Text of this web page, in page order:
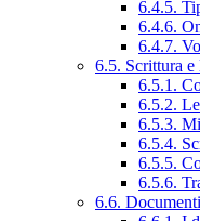
6.4.5.
6.4.6.
6.4.7.
6.5. Scrittura
6.5.1.
6.5.2.
6.5.3.
6.5.4.
6.5.5.
6.5.6.
6.6. Documenti